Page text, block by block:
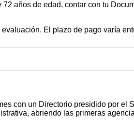
años de edad, contar con tu
El plazo de pago varía
con un Directorio presidido por el
abriendo las primeras